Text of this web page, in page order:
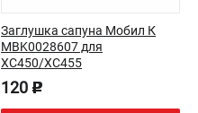
Заглушка сапуна Мобил К
MBK0028607 для
XC450/XC455
120 p